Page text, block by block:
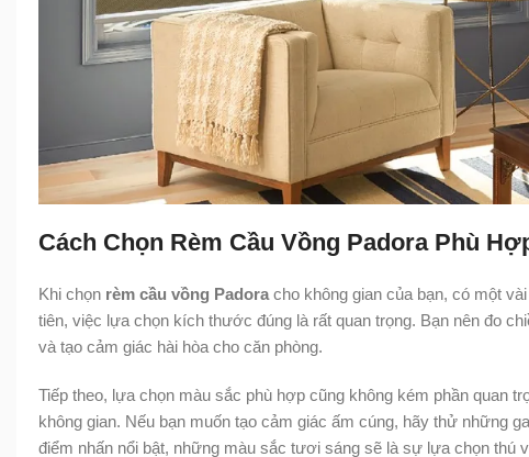
Cách Chọn Rèm Cầu Vồng Padora Phù
Khi chọn rèm cầu vồng Padora cho không gian của bạn, có một
tiên, việc lựa chọn kích thước đúng là rất quan trọng. Bạn nên đo
và tạo cảm giác hài hòa cho căn phòng.
Tiếp theo, lựa chọn màu sắc phù hợp cũng không kém phần quan
không gian. Nếu bạn muốn tạo cảm giác ấm cúng, hãy thử những
điểm nhấn nổi bật, những màu sắc tươi sáng sẽ là sự lựa chọn thú